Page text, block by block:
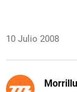
10 Julio 2008
Morrillu